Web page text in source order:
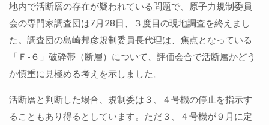
地内で活断層の存在が疑われている問題で、原子力規制委員
会の専門家調査団は7月28日、３度目の現地調査を終えまし
た。調査団の島崎邦彦規制委員長代理は、焦点となっている
「Ｆ-６」破砕帯（断層）について、評価会合で活断層かどう
か慎重に見極める考えを示しました。
活断層と判断した場合、規制委は３、４号機の停止を指示す
ることもあり得るとしています。ただ３、４号機が９月に定